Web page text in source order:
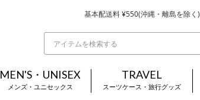
基本配送料 ¥550(沖縄・離島を除く)
MEN'S・UNISEX
メンズ・ユニセックス
TRAVEL
スーツケース・旅行グッズ